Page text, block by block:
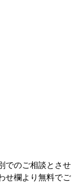
でのご相談とさせ
せ欄より無料でご